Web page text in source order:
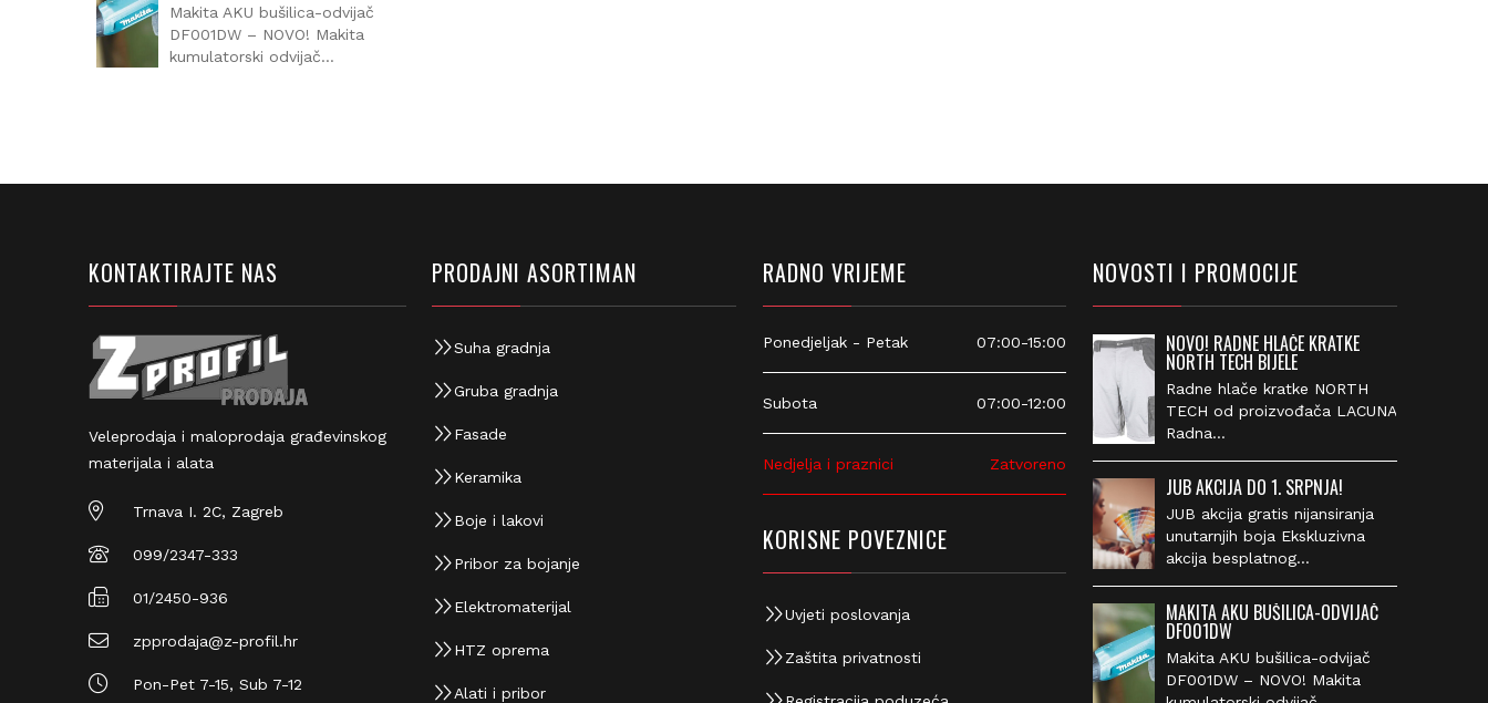
Makita AKU bušilica-odvijač
DF001DW – NOVO! Makita
kumulatorski odvijač…
KONTAKTIRAJTE NAS
Veleprodaja i maloprodaja građevinskog
materijala i alata
Trnava I. 2C, Zagreb
099/2347-333
01/2450-936
zpprodaja@z-profil.hr
Pon-Pet 7-15, Sub 7-12
PRODAJNI ASORTIMAN
Suha gradnja
Gruba gradnja
Fasade
Keramika
Boje i lakovi
Pribor za bojanje
Elektromaterijal
HTZ oprema
Alati i pribor
RADNO VRIJEME
Ponedjeljak - Petak 07:00-15:00
Subota 07:00-12:00
Nedjelja i praznici Zatvoreno
KORISNE POVEZNICE
Uvjeti poslovanja
Zaštita privatnosti
NOVOSTI I PROMOCIJE
NOVO! RADNE HLAČE KRATKE
NORTH TECH BIJELE
Radne hlače kratke NORTH
TECH od proizvođača
LACUNA Radna…
JUB AKCIJA DO 1. SRPNJA!
JUB akcija gratis nijansiranja
unutarnjih boja Ekskluzivna
akcija besplatnog…
MAKITA AKU BUŠILICA-ODVIJAČ
DF001DW
Makita AKU bušilica-odvijač
DF001DW – NOVO! Makita